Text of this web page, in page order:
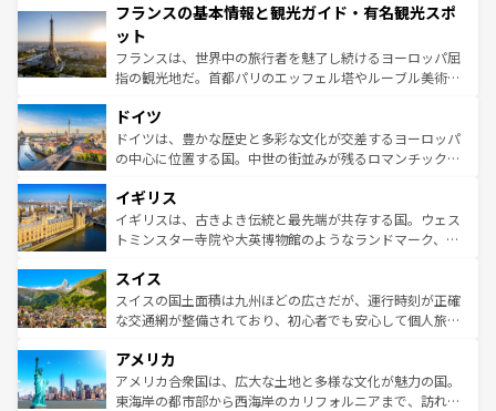
ませてくれるイタリアで、忘れられない旅をしてみよう！
なお、新着のイタリア情報は
しい。
文化が根付くこの国では、情熱的なフラメンコ、熱気あふ
れる闘牛、そして美味しいタパスが生活の一部となってい
る。首都マドリードの洗練された雰囲気や、バルセロナの
アートに溢れた街角から、地方では古代ローマ遺跡や中世
せる。地方によって風土や気候が異なるスペインはその個
性で訪れる人を魅了する。 なお、新着のスペイン情報は コ
ンテンツ一覧を参照してほしい。
フランスの基本情報と観光ガイド・有名観光スポ
ット
フランスは、世界中の旅行者を魅了し続けるヨーロッパ屈
指の観光地だ。首都パリのエッフェル塔やルーブル美術館
で、幅広い魅力が詰まっている。華麗な宮殿、歴史的な大
聖堂、美しいビーチ、そして豊かな自然が、訪れる者を心
から魅了する。また、フランスは美食の国としても知ら
いる。シャンパンの発祥地であるランス、プロヴァンスの
香り高いラベンダー畑など、多彩な楽しみ方が可能だ。さ
らに、パリ以外の地域にも魅力が溢れており、どの街角に
れる地方に足を運ぶとそれぞれで全く異なる文化を体験で
きるだろう。 なお、新着のフランス情報はコンテンツ一覧
を参照してほしい。
ドイツ
ドイツは、豊かな歴史と多彩な文化が交差するヨーロッパ
の中心に位置する国。中世の街並みが残るロマンチック街
顔を持つこの国は、どこを歩いても飽きることがない。ベ
ルリンの文化的活気、バイエルン州のアルプスの絶景、そ
してライン川沿いのワイン畑といった風景は必見。ビール
は、お酒好きな人にはぜひ体験してほしい。 なお、新着の
ドイツ情報はコンテンツ一覧を参照してほしい。
イギリス
イギリスは、古きよき伝統と最先端が共存する国。ウェス
トミンスター寺院や大英博物館のようなランドマーク、歴
リアごとに異なる魅力がある。また、優雅なアフタヌーン
ティー、ビール好きにはたまらない英国パブ、サッカー観
戦など、本場だからこそできる体験も豊富。イギリスを旅
ンツ一覧を参照してほしい。
スイス
スイスの国土面積は九州ほどの広さだが、運行時刻が正確
な交通網が整備されており、初心者でも安心して個人旅行
の建物がそのまま残る町や、スイスならではのユニークな
博物館もあり、アルプス観光だけでなく町歩きも満喫する
ことができる。国民の所得が高いため物価も高いが、旅行
アメリカ
アメリカ合衆国は、広大な土地と多様な文化が魅力の国。
東海岸の都市部から西海岸のカリフォルニアまで、訪れる